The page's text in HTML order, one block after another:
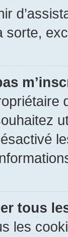
sorte,
tous
les